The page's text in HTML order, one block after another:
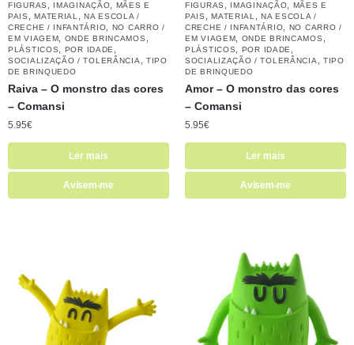
FIGURAS IMAGINAÇÃO
MÃES E
PAIS
,MATERIAL ,NA ESCOLA /
CRECHE / INFANTÁRIO
NO CARRO /
EM VIAGEM
ONDE BRINCAMOS
PLÁSTICOS POR IDADE
SOCIALIZAÇÃO / TOLERÂNCIA
TIPO
DE BRINQUEDO
Raiva – O monstro das cores
– Comansi
5.95€
Ler mais
Avisem-me
FIGURAS IMAGINAÇÃO
MÃES E
PAIS
,MATERIAL ,NA ESCOLA /
CRECHE / INFANTÁRIO
NO CARRO /
EM VIAGEM
ONDE BRINCAMOS
PLÁSTICOS POR IDADE
SOCIALIZAÇÃO / TOLERÂNCIA
TIPO
DE BRINQUEDO
Amor – O monstro das cores
– Comansi
5.95€
Ler mais
Avisem-me